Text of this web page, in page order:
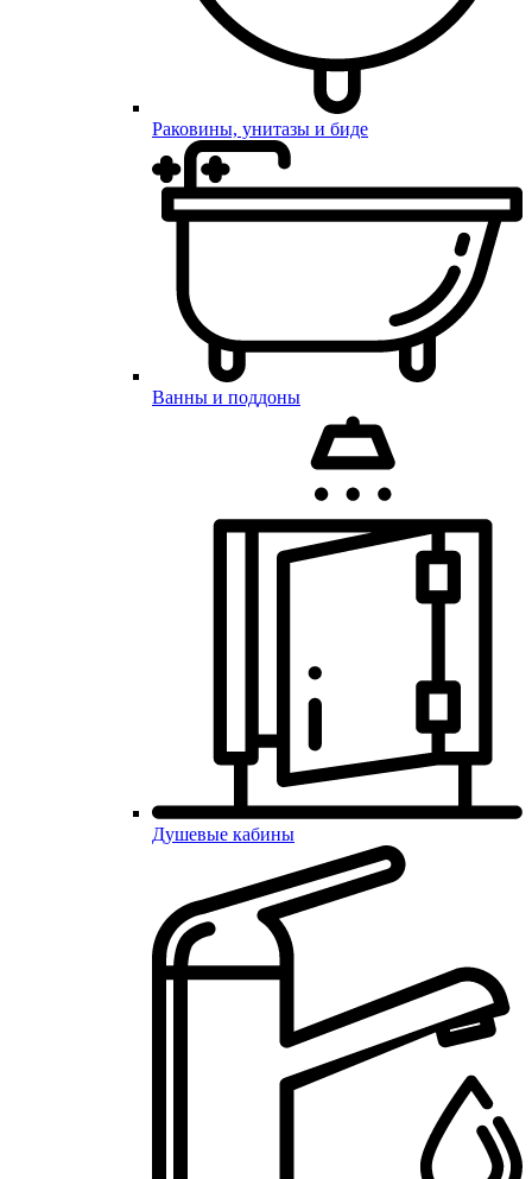
Раковины, унитазы и биде
Ванны и поддоны
Душевые кабины